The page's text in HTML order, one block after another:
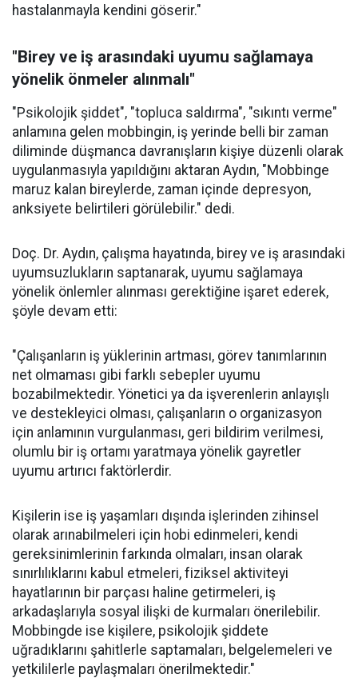
hastalanmayla kendini göserir."
"Birey ve iş arasındaki uyumu sağlamaya
yönelik önmeler alınmalı"
"Psikolojik şiddet", "topluca saldırma", "sıkıntı verme"
anlamına gelen mobbingin, iş yerinde belli bir zaman
diliminde düşmanca davranışların kişiye düzenli olarak
uygulanmasıyla yapıldığını aktaran Aydın, "Mobbinge
maruz kalan bireylerde, zaman içinde depresyon,
anksiyete belirtileri görülebilir." dedi.
Doç. Dr. Aydın, çalışma hayatında, birey ve iş arasındaki
uyumsuzlukların saptanarak, uyumu sağlamaya
yönelik önlemler alınması gerektiğine işaret ederek,
şöyle devam etti:
"Çalışanların iş yüklerinin artması, görev tanımlarının
net olmaması gibi farklı sebepler uyumu
bozabilmektedir. Yönetici ya da işverenlerin anlayışlı
ve destekleyici olması, çalışanların o organizasyon
için anlamının vurgulanması, geri bildirim verilmesi,
olumlu bir iş ortamı yaratmaya yönelik gayretler
uyumu artırıcı faktörlerdir.
Kişilerin ise iş yaşamları dışında işlerinden zihinsel
olarak arınabilmeleri için hobi edinmeleri, kendi
gereksinimlerinin farkında olmaları, insan olarak
sınırlılıklarını kabul etmeleri, fiziksel aktiviteyi
hayatlarının bir parçası haline getirmeleri, iş
arkadaşlarıyla sosyal ilişki de kurmaları önerilebilir.
Mobbingde ise kişilere, psikolojik şiddete
uğradıklarını şahitlerle saptamaları, belgelemeleri ve
yetkililerle paylaşmaları önerilmektedir."